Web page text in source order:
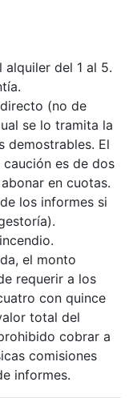
alquiler del 1 al 5.
(no de
se lo tramita la
demostrables. El
es de dos
en cuotas.
los informes si
el monto
requerir a los
con quince
total del
cobrar a
comisiones
informes.